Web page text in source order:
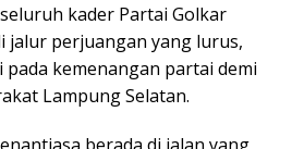
kader Partai Golkar
jalur perjuangan yang lurus,
kemenangan partai demi
Lampung Selatan.